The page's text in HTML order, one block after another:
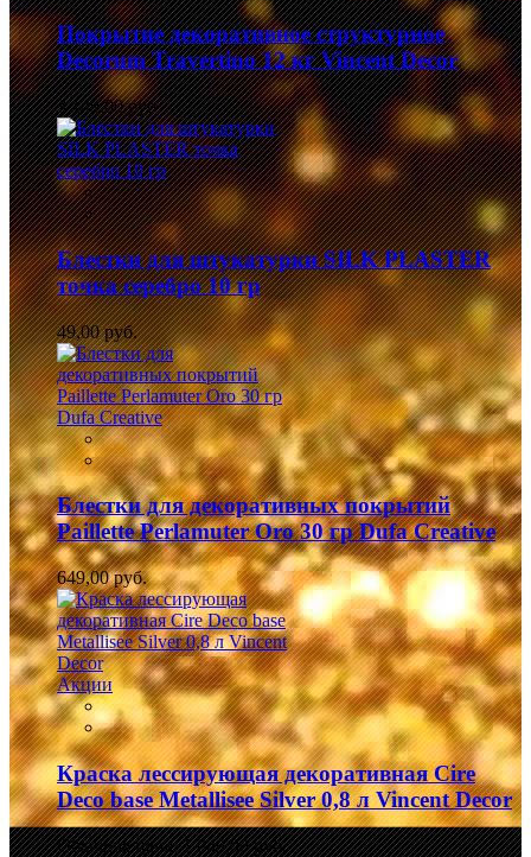
Покрытие декоративное структурное
Decorum Travertino 12 кг Vincent Decor
3 149,00 руб.
Блестки для штукатурки SILK PLASTER
точка серебро 10 гр
49,00 руб.
Блестки для декоративных покрытий
Paillette Perlamuter Oro 30 гр Dufa Creative
649,00 руб.
Акции
Краска лессирующая декоративная Cire
Deco base Metallisee Silver 0,8 л Vincent Decor
Обычная цена: 1 049,00 руб.